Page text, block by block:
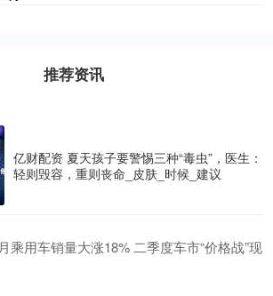
推荐资讯
亿财配资 夏天孩子要警惕三种“毒虫”，医生：
轻则毁容，重则丧命_皮肤_时候_建议
乘用车销量大涨18% 二季度车市“价格战”现